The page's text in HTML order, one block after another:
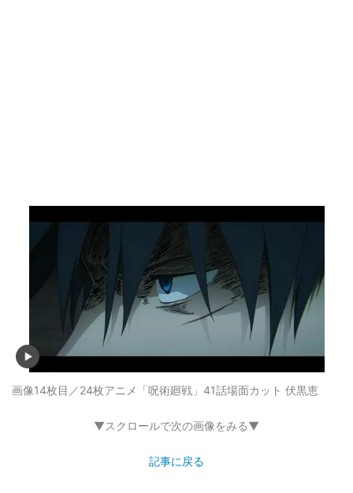
画像14枚目／24枚アニメ「呪術廻戦」41話場面カット 伏黒恵
▼スクロールで次の画像をみる▼
記事に戻る